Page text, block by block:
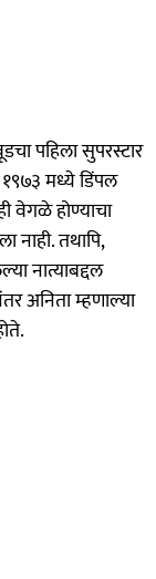
पहिला सुपरस्टार
मध्ये डिंपल
वेगळे होण्याचा
नाही. तथापि,
नात्याबद्दल
अनिता म्हणाल्या